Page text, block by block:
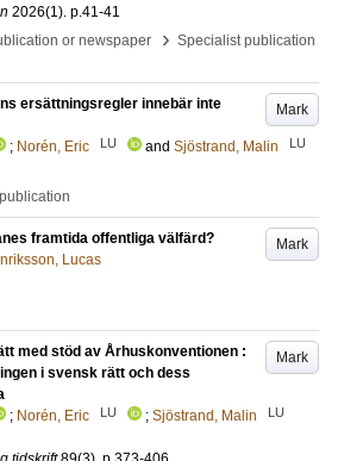
2026(1). p.41-41
or newspaper
› Specialist publication
Mark
ersättningsregler innebär inte
; Norén, Eric LU and Sjöstrand, Malin LU
Mark
framtida offentliga välfärd?
Lucas
Mark
med stöd av Århuskonventionen :
i svensk rätt och dess
; Norén, Eric LU ; Sjöstrand, Malin LU